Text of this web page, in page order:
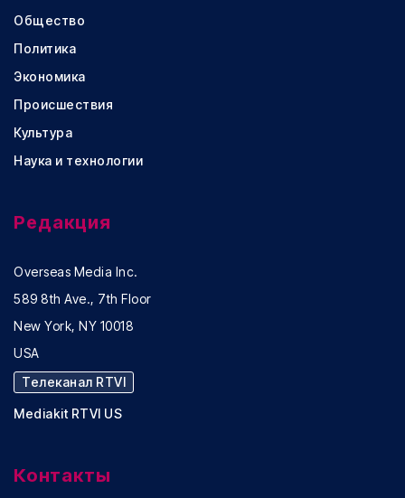
Общество
Политика
Экономика
Происшествия
Культура
Наука и технологии
Редакция
Overseas Media Inc.
589 8th Ave., 7th Floor
New York, NY 10018
USA
Телеканал RTVI
Mediakit RTVI US
Контакты